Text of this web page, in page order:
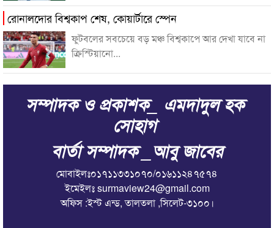
রোনালদোর বিশ্বকাপ শেষ, কোয়ার্টারে স্পেন
ফুটবলের সবচেয়ে বড় মঞ্চ বিশ্বকাপে আর দেখা যাবে না
ক্রিস্টিয়ানো...
সম্পাদক ও প্রকাশক_ এমদাদুল হক
সোহাগ
বার্তা সম্পাদক _আবু জাবের
মোবাইলঃ০১৭১১৩৩১০৭০/০১৬১১২৪৭৫৭৪
ইমেইলঃ surmaview24@gmail.com
অফিস :ইস্ট এন্ড, তালতলা ,সিলেট-৩১০০।